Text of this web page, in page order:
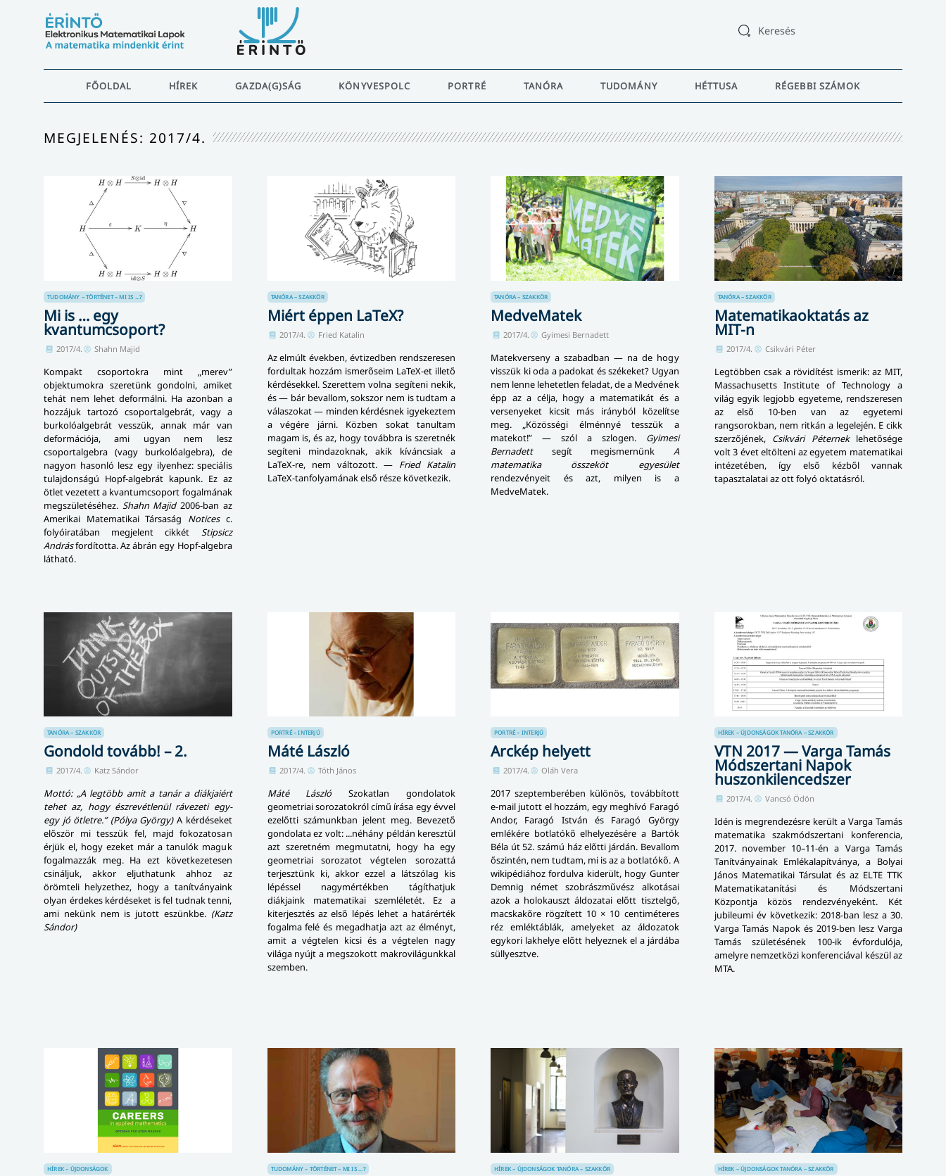
Keresés
FŐOLDAL HÍREK GAZDA(G)SÁG KÖNYVESPOLC PORTRÉ TANÓRA TUDOMÁNY HÉTTUSA RÉGEBBI SZÁMOK
MEGJELENÉS: 2017/4.
TUDOMÁNY – TÖRTÉNET – MI IS ...?
Mi is … egy
kvantumcsoport?
2017/4. Shahn Majid
Kompakt csoportokra mint „merev”
objektumokra szeretünk gondolni, amiket
tehát nem lehet deformálni. Ha azonban a
hozzájuk tartozó csoportalgebrát, vagy a
burkolóalgebrát vesszük, annak már van
deformációja, ami ugyan nem lesz
csoportalgebra (vagy burkolóalgebra), de
nagyon hasonló lesz egy ilyenhez: speciális
tulajdonságú Hopf-algebrát kapunk. Ez az
ötlet vezetett a kvantumcsoport fogalmának
meg­szü­le­té­sé­hez. Shahn Majid2006-ban az
Amerikai Matematikai Társaság Noticesc.
folyóiratában megjelent cikkét Stipsicz
Andrásfordította. Az ábrán egy Hopf-algebra
látható.
TANÓRA – SZAKKÖR
Miért éppen LaTeX?
2017/4. Fried Katalin
Az elmúlt években, évtizedben rendszeresen
fordultak hozzám ismerőseim LaTeX-et illető
kérdésekkel. Szerettem volna segíteni nekik,
és — bár bevallom, sokszor nem is tudtam a
válaszokat — minden kérdésnek igyekeztem
a végére járni. Közben sokat tanultam
magam is, és az, hogy továbbra is szeretnék
segíteni mindazoknak, akik kíváncsiak a
LaTeX-re, nem változott. — Fried Katalin
LaTeX-tanfolyamának első része következik.
TANÓRA – SZAKKÖR
MedveMatek
2017/4. Gyimesi Bernadett
Matekverseny a szabadban — na de hogy
visszük ki oda a padokat és székeket? Ugyan
nem lenne lehetetlen feladat, de a Medvének
épp az a célja, hogy a matematikát és a
versenyeket kicsit más irányból közelítse
meg. „Közösségi élménnyé tesszük a
matekot!” — szól a szlogen. Gyimesi
Bernadettsegít megismernünk A
matematika összeköt egyesület
rendezvényeit és azt, milyen is a
MedveMatek.
TANÓRA – SZAKKÖR
Matematikaoktatás az
MIT-n
2017/4. Csikvári Péter
Legtöbben csak a rövidítést ismerik: az MIT,
Massachusetts Institute of Technology a
világ egyik legjobb egyeteme, rendszeresen
az első 10-ben van az egyetemi
rangsorokban, nem ritkán a legelején. E cikk
szerzőjének, Csikvári Péterneklehetősége
volt 3 évet eltölteni az egyetem matematikai
intézetében, így első kézből vannak
tapasztalatai az ott folyó oktatásról.
TANÓRA – SZAKKÖR
Gondold tovább! – 2.
2017/4. Katz Sándor
Mottó: „A legtöbb amit a tanár a diákjaiért
tehet az, hogy észrevétlenül rávezeti egy-
egy jó ötletre.” (Pólya György)A kérdéseket
először mi tesszük fel, majd fokozatosan
érjük el, hogy ezeket már a tanulók maguk
fogalmazzák meg. Ha ezt következetesen
csináljuk, akkor eljuthatunk ahhoz az
örömteli helyzethez, hogy a tanítványaink
olyan érdekes kérdéseket is fel tudnak tenni,
ami nekünk nem is jutott eszünkbe. (Katz
Sándor)
PORTRÉ – INTERJÚ
Máté László
2017/4. Tóth János
Máté László Szokatlan gondolatok
geometriai sorozatokról című írása egy évvel
ezelőtti számunkban jelent meg. Bevezető
gondolata ez volt: ...néhány példán keresztül
azt szeretném megmutatni, hogy ha egy
geometriai sorozatot végtelen sorozattá
terjesztünk ki, akkor ezzel a látszólag kis
lépéssel nagymértékben tágíthatjuk
diákjaink matematikai szemléletét. Ez a
kiterjesztés az első lépés lehet a határérték
fogalma felé és megadhatja azt az élményt,
amit a végtelen kicsi és a végtelen nagy
világa nyújt a megszokott makrovilágunkkal
szemben.
PORTRÉ – INTERJÚ
Arckép helyett
2017/4. Oláh Vera
2017 szeptemberében különös, továbbított
e-mail jutott el hozzám, egy meghívó Faragó
Andor, Faragó István és Faragó György
emlékére botlatókő elhelyezésére a Bartók
Béla út 52. számú ház előtti járdán. Bevallom
őszintén, nem tudtam, mi is az a botlatókő. A
wikipédiához fordulva kiderült, hogy Gunter
Demnig német szobrászművész alkotásai
azok a holokauszt áldozatai előtt tisztelgő,
macskakőre rögzített 10 × 10 centiméteres
réz emléktáblák, amelyeket az áldozatok
egykori lakhelye előtt helyeznek el a járdába
süllyesztve.
HÍREK – ÚJDONSÁGOK TANÓRA – SZAKKÖR
VTN 2017 — Varga Tamás
Módszertani Napok
huszonkilencedszer
2017/4. Vancsó Ödön
Idén is megrendezésre került a Varga Tamás
matematika szakmódszertani konferencia,
2017. november 10–11-én a Varga Tamás
Tanítványainak Emlékalapítványa, a Bolyai
János Matematikai Társulat és az ELTE TTK
Matematikatanítási és Módszertani
Központja közös rendezvényeként. Két
jubileumi év következik: 2018-ban lesz a 30.
Varga Tamás Napok és 2019-ben lesz Varga
Tamás születésének 100-ik évfordulója,
amelyre nemzetközi konferenciával készül az
MTA.
HÍREK – ÚJDONSÁGOK TUDOMÁNY – TÖRTÉNET – MI IS ...? HÍREK – ÚJDONSÁGOK TANÓRA – SZAKKÖR HÍREK – ÚJDONSÁGOK TANÓRA – SZAKKÖR